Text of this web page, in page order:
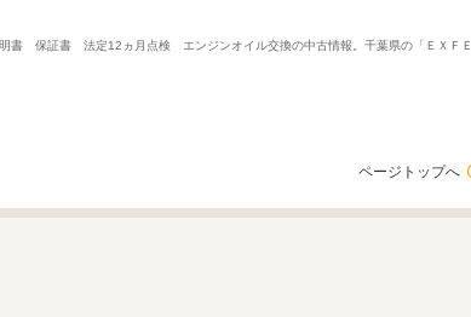
保証書 法定12ヵ月点検 エンジンオイル交換の中古情報。千葉県の「ＥＸＦＥ
ページトップへ